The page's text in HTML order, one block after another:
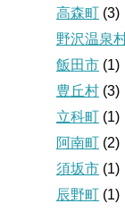
高森町 (3)
野沢温泉
飯田市 (1)
豊丘村 (3)
立科町 (1)
阿南町 (2)
須坂市 (1)
辰野町 (1)